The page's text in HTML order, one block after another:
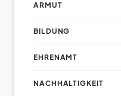
ARMUT
BILDUNG
EHRENAMT
NACHHALTIGKEIT